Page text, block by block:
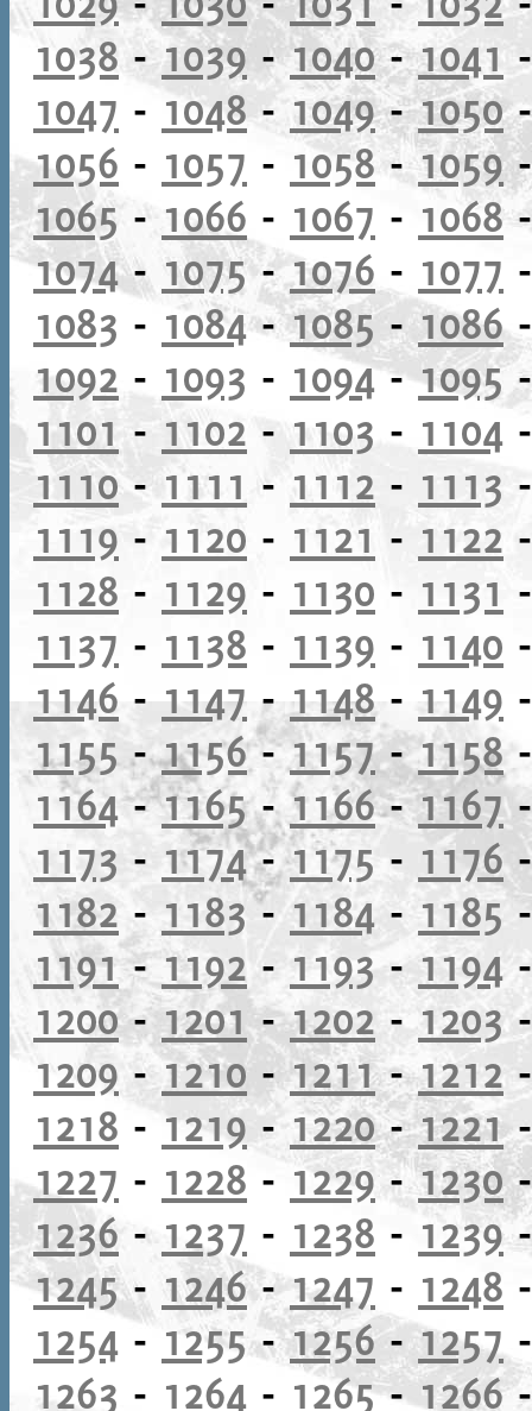
1038 -1039 -1040-1041
1047 - 1048-1049-1050
1056 - 1057 - 1058-1059
1065- 1066 - 1067 - 1068
1074- 1075-1076 - 1077
1083 - 1084-1085- 1086
1092 - 1093 - 1094-1095
1101 - 1102 - 1103 - 1104
1110- 1111 - 1112 - 1113
1119 - 1120 - 1121 - 1122
1128 - 1129 - 1130 - 1131
1137 - 1138 - 1139 - 1140
1146 - 1147 - 1148- 1149
1155-1156-1157-1158
1164-1165-1166-1167
1173 - 1174-1175 - 1176
1182 - 1183- 1184-1185
1191-1192 - 1193-1194
1200-1201-1202 -1203
1209 -1210-1211-1212
1218 -1219-1220-1221
1227 - 1228 - 1229-1230
1236- 1237 - 1238 - 1239
1245- 1246-1247 - 1248
1254 - 1255-1256-1257
1263 - 1264 - 1265-1266